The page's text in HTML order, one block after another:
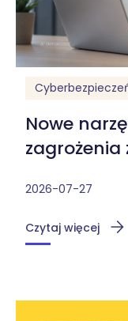
Nowe
zagrożenia
2026-07-27
Czytaj więcej